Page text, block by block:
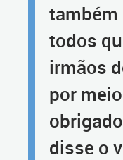
também
todos
irmãos
por
disse o